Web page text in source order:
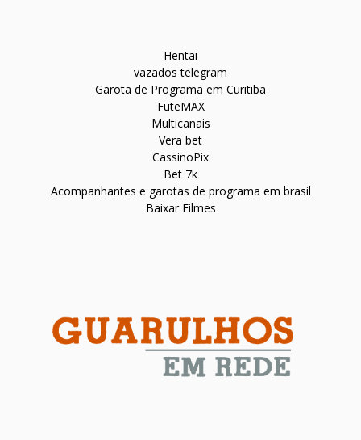
Hentai
vazados telegram
Garota de Programa em Curitiba
FuteMAX
Multicanais
Vera bet
CassinoPix
Bet 7k
Acompanhantes e garotas de programa em brasil
Baixar Filmes